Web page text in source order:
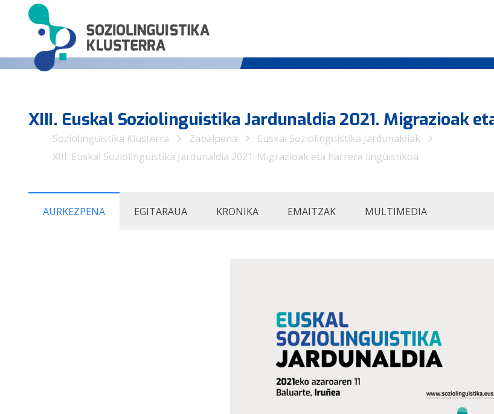
XIII. Euskal Soziolinguistika Jardunaldia 2021. Migrazioak
Soziolinguistika Klusterra Zabalpena
Euskal Soziolinguistika Jardunaldiak
XIII. Euskal Soziolinguistika Jardunaldia 2021. Migrazioak eta harrera linguistikoa
AURKEZPENA EGITARAUA KRONIKA EMAITZAK MULTIMEDIA